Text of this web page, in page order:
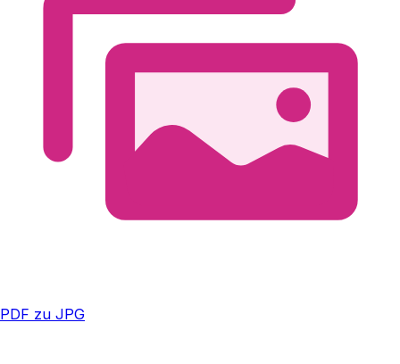
PDF zu JPG